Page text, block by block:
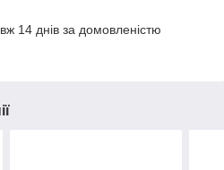
14 днів за домовленістю